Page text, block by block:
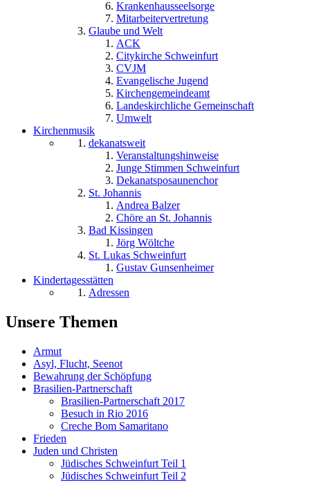
Krankenhausseelsorge
Mitarbeitervertretung
Glaube und Welt
ACK
Citykirche Schweinfurt
CVJM
Evangelische Jugend
Kirchengemeindeamt
Landeskirchliche Gemeinschaft
Umwelt
Kirchenmusik
dekanatsweit
Veranstaltungshinweise
Junge Stimmen Schweinfurt
Dekanatsposaunenchor
St. Johannis
Andrea Balzer
Chöre an St. Johannis
Bad Kissingen
Jörg Wöltche
St. Lukas Schweinfurt
Gustav Gunsenheimer
Kindertagesstätten
Adressen
Unsere Themen
Armut
Asyl, Flucht, Seenot
Bewahrung der Schöpfung
Brasilien-Partnerschaft
Brasilien-Partnerschaft 2017
Besuch in Rio 2016
Creche Bom Samaritano
Frieden
Juden und Christen
Jüdisches Schweinfurt Teil 1
Jüdisches Schweinfurt Teil 2